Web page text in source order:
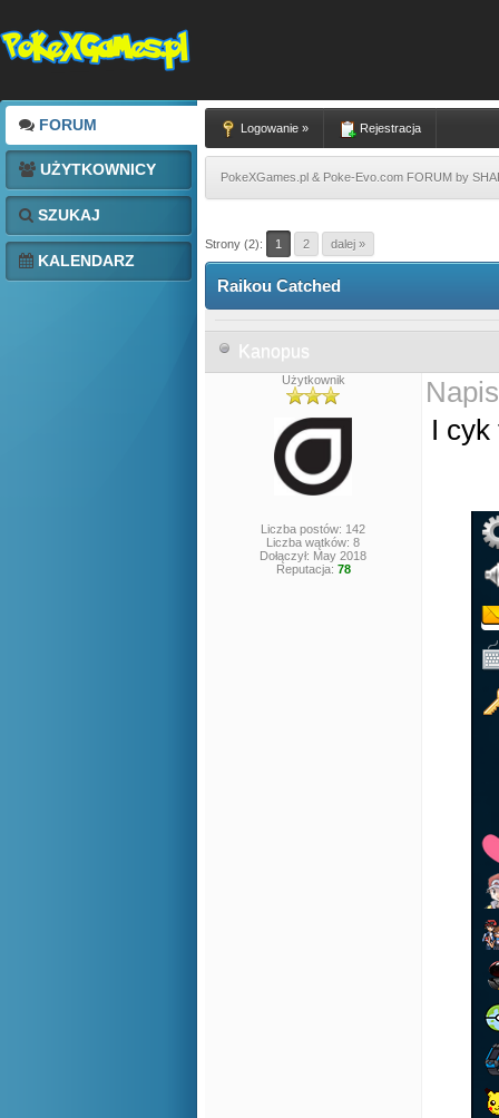
FORUM
UŻYTKOWNICY
SZUKAJ
KALENDARZ
Logowanie » Rejestracja
PokeXGames.pl & Poke-Evo.com FORUM by
Strony (2): 1 2 dalej »
Raikou Catched
Kanopus
Użytkownik
Liczba postów: 142
Liczba wątków: 8
Dołączył: May 2018
Reputacja: 78
I